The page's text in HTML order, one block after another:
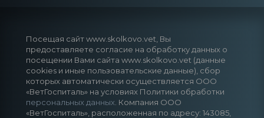
Посещая сайт www.skolkovo.vet, Вы
предоставляете согласие на обработку данных о
посещении Вами сайта www.skolkovo.vet (данные
cookies и иные пользовательские данные), сбор
которых автоматически осуществляется ООО
«ВетГоспиталь» на условиях Политики обработки
персональных данных . Компания ООО
«ВетГоспиталь», расположенная по адресу: 143085,